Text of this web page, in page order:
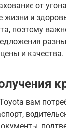
от
жизни и
поэтому
и качества.
вам